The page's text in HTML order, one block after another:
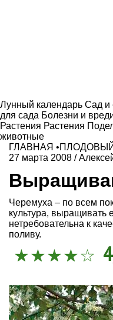
Лунный календарь Сад и
для сада Болезни и
Растения Растения
животные
ГЛАВНАЯ •
27 марта 2008 /
Черемуха – по всем
культура, выращивать
нетребовательна к
поливу.
4